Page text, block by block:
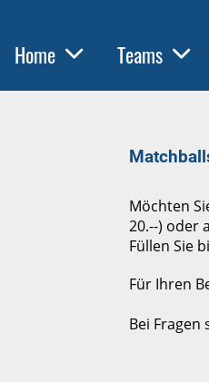
Home Teams
Möchten
20.--) oder
Füllen Sie
Für Ihren
Bei Fragen